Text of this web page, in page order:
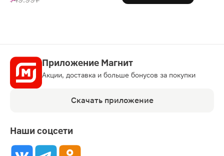
Приложение Магнит
Акции, доставка и больше бонусов за покупки
Скачать приложение
Наши соцсети